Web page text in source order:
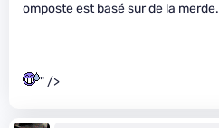
omposte est basé sur de la merde.
" />